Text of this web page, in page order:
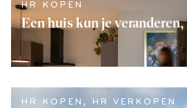
HR KOPEN
Een huis kun je
HR KOPEN , HR VERKOPEN